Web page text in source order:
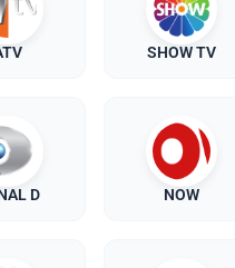
SHOW TV
D NOW